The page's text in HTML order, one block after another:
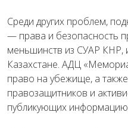
Среди других проблем,
— права и безопасность
меньшинств из СУАР
Казахстане. АДЦ
право на убежище, а
правозащитников и
публикующих